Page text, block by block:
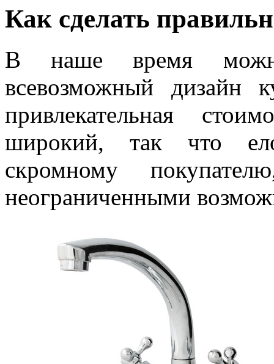
Как сделать
В наше время
всевозможный дизайн
привлекательная
широкий, так что
скромному
неограниченными